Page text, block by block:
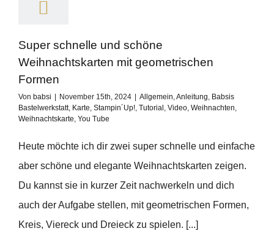
Super schnelle und schöne
Weihnachtskarten mit geometrischen
Formen
Von babsi November 15th, 2024 Allgemein,Anleitung, Babsis
Bastelwerkstatt, Karte, Stampin´Up!, Tutorial , Video, Weihnachten,
Weihnachtskarte, You Tube
Heute möchte ich dir zwei super schnelle und einfache
aber schöne und elegante Weihnachtskarten zeigen.
Du kannst sie in kurzer Zeit nachwerkeln und dich
auch der Aufgabe stellen, mit geometrischen Formen,
Kreis, Viereck und Dreieck zu spielen. [...]